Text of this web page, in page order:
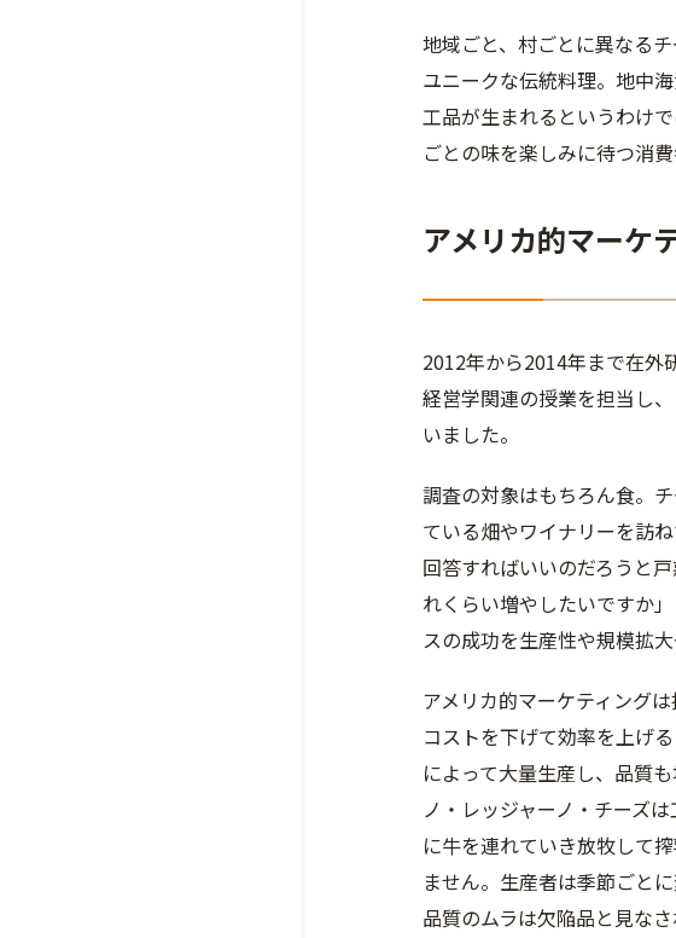
地域ごと、村ごとに異なる
ユニークな伝統料理。地中
工品が生まれるというわけ
ごとの味を楽しみに待つ消
アメリカ的マーケ
2012年から2014年まで在外
経営学関連の授業を担当し
いました。
調査の対象はもちろん食。
ている畑やワイナリーを訪
回答すればいいのだろうと
れくらい増やしたいですか
スの成功を生産性や規模拡
アメリカ的マーケティング
コストを下げて効率を上げ
によって大量生産し、品質
ノ・レッジャーノ・チーズ
に牛を連れていき放牧して
ません。生産者は季節ごと
品質のムラは欠陥品と見な